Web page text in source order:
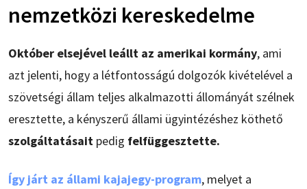
nemzetközi kereskedelme
Október elsejével leállt az amerikai kormány, ami
azt jelenti, hogy a létfontosságú dolgozók kivételével a
szövetségi állam teljes alkalmazotti állományát szélnek
eresztette, a kényszerű állami ügyintézéshez köthető
szolgáltatásait pedig felfüggesztette.
Így járt az állami kajajegy-program, melyet a